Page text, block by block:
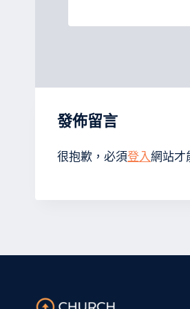
發佈留言
很抱歉，必須登入網站才